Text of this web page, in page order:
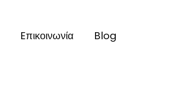
Eπικοινωνία Blog